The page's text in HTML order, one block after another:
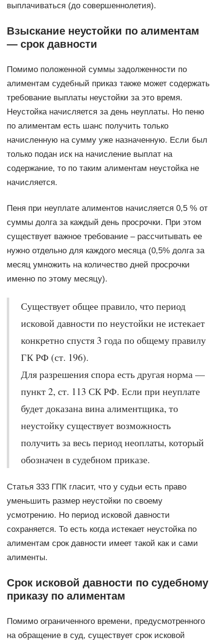
выплачиваться (до совершеннолетия).
Взыскание неустойки по алиментам
— срок давности
Помимо положенной суммы задолженности по
алиментам судебный приказ также может содержать
требование выплаты неустойки за это время.
Неустойка начисляется за день неуплаты. Но пеню
по алиментам есть шанс получить только
начисленную на сумму уже назначенную. Если был
только подан иск на начисление выплат на
содержание, то по таким алиментам неустойка не
начисляется.
Пеня при неуплате алиментов начисляется 0,5 % от
суммы долга за каждый день просрочки. При этом
существует важное требование – рассчитывать ее
нужно отдельно для каждого месяца (0,5% долга за
месяц умножить на количество дней просрочки
именно по этому месяцу).
Существует общее правило, что период
исковой давности по неустойки не истекает
конкретно спустя 3 года по общему правилу
ГК РФ (ст. 196).
Для разрешения спора есть другая норма —
пункт 2, ст. 113 СК РФ. Если при неуплате
будет доказана вина алиментщика, то
неустойку существует возможность
получить за весь период неоплаты, который
обозначен в судебном приказе.
Статья 333 ГПК гласит, что у судьи есть право
уменьшить размер неустойки по своему
усмотрению. Но период исковой давности
сохраняется. То есть когда истекает неустойка по
алиментам срок давности имеет такой как и сами
алименты.
Срок исковой давности по судебному
приказу по алиментам
Помимо ограниченного времени, предусмотренного
на обращение в суд, существует срок исковой